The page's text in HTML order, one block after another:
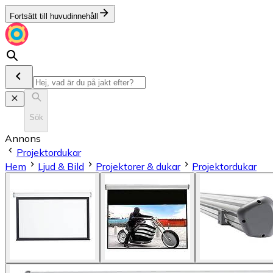
Fortsätt till huvudinnehåll
Sök
Annons
Projektordukar
Hem
Ljud & Bild Projektorer & dukar Projektordukar